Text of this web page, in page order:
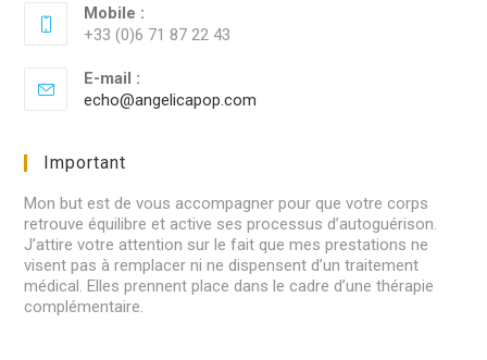
Mobile :
+33 (0)6 71 87 22 43
E-mail :
echo@angelicapop.com
Important
Mon but est de vous accompagner pour que votre corps
retrouve équilibre et active ses processus d’autoguérison.
J’attire votre attention sur le fait que mes prestations ne
visent pas à remplacer ni ne dispensent d’un traitement
médical. Elles prennent place dans le cadre d’une thérapie
complémentaire.